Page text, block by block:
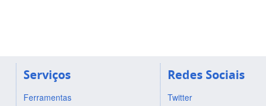
Serviços
Ferramentas
Redes Sociais
Twitter